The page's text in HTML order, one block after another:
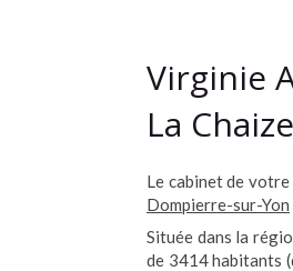
Virginie
La
Le cabinet de votre
Dompierre-sur-Yon
Située dans la
de 3414 habitants